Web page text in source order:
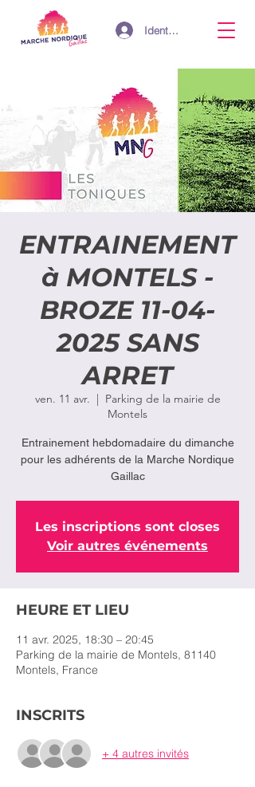
Identifiant
ENTRAINEMENT
à MONTELS -
BROZE 11-04-
2025 SANS
ARRET
ven. 11 avr.
  |
Parking de la mairie de
Montels
Entrainement hebdomadaire du dimanche
pour les adhérents de la Marche Nordique
Gaillac
Les inscriptions sont closes
Voir autres événements
HEURE ET LIEU
11 avr. 2025, 18:30 – 20:45
Parking de la mairie de Montels, 81140
Montels, France
INSCRITS
+ 4 autres invités